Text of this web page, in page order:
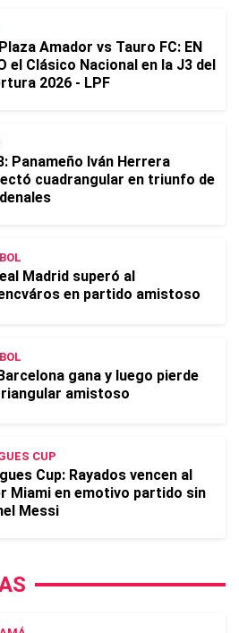
Amador vs Tauro FC: EN
el Clásico Nacional en la J3 del
2026 - LPF
Panameño Iván Herrera
cuadrangular en triunfo de
Madrid superó al
en partido amistoso
gana y luego pierde
amistoso
CUP
Cup: Rayados vencen al
Miami en emotivo partido sin
Messi